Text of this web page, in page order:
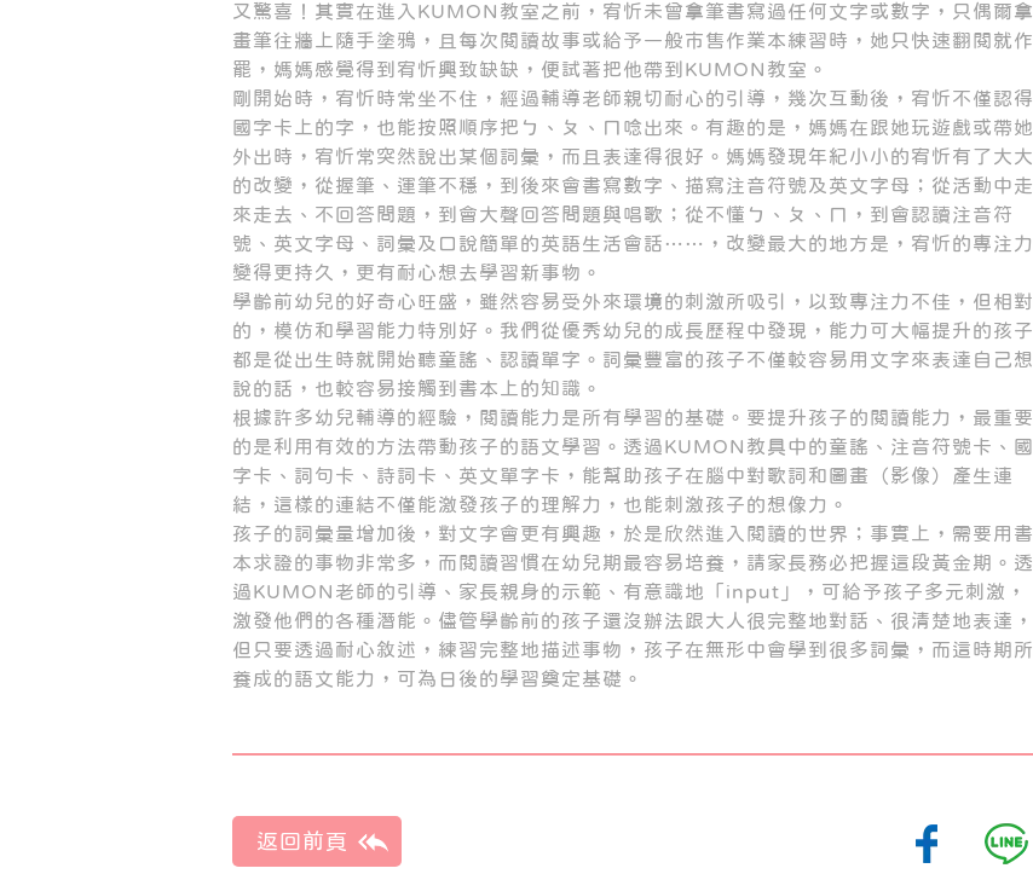
又驚喜！其實在進入KUMON教室之前，宥忻未曾拿筆書寫過任何文字或數字，只偶爾拿
畫筆往牆上隨手塗鴉，且每次閱讀故事或給予一般市售作業本練習時，她只快速翻閱就作
罷，媽媽感覺得到宥忻興致缺缺，便試著把他帶到KUMON教室。
剛開始時，宥忻時常坐不住，經過輔導老師親切耐心的引導，幾次互動後，宥忻不僅認得
國字卡上的字，也能按照順序把ㄅ、ㄆ、ㄇ唸出來。有趣的是，媽媽在跟她玩遊戲或帶她
外出時，宥忻常突然說出某個詞彙，而且表達得很好。媽媽發現年紀小小的宥忻有了大大
的改變，從握筆、運筆不穩，到後來會書寫數字、描寫注音符號及英文字母；從活動中走
來走去、不回答問題，到會大聲回答問題與唱歌；從不懂ㄅ、ㄆ、ㄇ，到會認讀注音符
號、英文字母、詞彙及口說簡單的英語生活會話……，改變最大的地方是，宥忻的專注力
變得更持久，更有耐心想去學習新事物。
學齡前幼兒的好奇心旺盛，雖然容易受外來環境的刺激所吸引，以致專注力不佳，但相對
的，模仿和學習能力特別好。我們從優秀幼兒的成長歷程中發現，能力可大幅提升的孩子
都是從出生時就開始聽童謠、認讀單字。詞彙豐富的孩子不僅較容易用文字來表達自己想
說的話，也較容易接觸到書本上的知識。
根據許多幼兒輔導的經驗，閱讀能力是所有學習的基礎。要提升孩子的閱讀能力，最重要
的是利用有效的方法帶動孩子的語文學習。透過KUMON教具中的童謠、注音符號卡、國
字卡、詞句卡、詩詞卡、英文單字卡，能幫助孩子在腦中對歌詞和圖畫（影像）產生連
結，這樣的連結不僅能激發孩子的理解力，也能刺激孩子的想像力。
孩子的詞彙量增加後，對文字會更有興趣，於是欣然進入閱讀的世界；事實上，需要用書
本求證的事物非常多，而閱讀習慣在幼兒期最容易培養，請家長務必把握這段黃金期。透
過KUMON老師的引導、家長親身的示範、有意識地「input」，可給予孩子多元刺激，
激發他們的各種潛能。儘管學齡前的孩子還沒辦法跟大人很完整地對話、很清楚地表達，
但只要透過耐心敘述，練習完整地描述事物，孩子在無形中會學到很多詞彙，而這時期所
養成的語文能力，可為日後的學習奠定基礎。